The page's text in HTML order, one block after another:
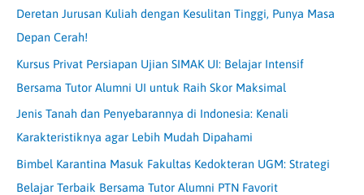
Deretan Jurusan Kuliah dengan Kesulitan Tinggi, Punya Masa
Depan Cerah!
Kursus Privat Persiapan Ujian SIMAK UI: Belajar Intensif
Bersama Tutor Alumni UI untuk Raih Skor Maksimal
Jenis Tanah dan Penyebarannya di Indonesia: Kenali
Karakteristiknya agar Lebih Mudah Dipahami
Bimbel Karantina Masuk Fakultas Kedokteran UGM: Strategi
Belajar Terbaik Bersama Tutor Alumni PTN Favorit